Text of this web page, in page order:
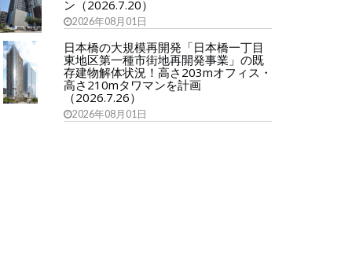
ン（2026.7.20）
2026年08月01日
日本橋の大規模再開発「日本橋一丁目
東地区第一種市街地再開発事業」の既
存建物解体状況！高さ203mオフィス・
高さ210mタワマンを計画
（2026.7.26）
2026年08月01日